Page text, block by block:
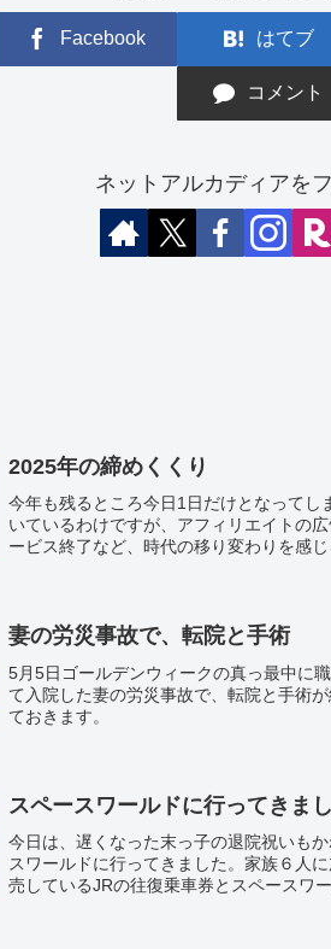
Facebook はてブ
コメント
ネットアルカディアを
2025年の締めくくり
今年も残るところ今日1日だけとなって
いているわけですが、アフィリエイトの
ービス終了など、時代の移り変わりを感
妻の労災事故で、転院と手術
5月5日ゴールデンウィークの真っ最中に
て入院した妻の労災事故で、転院と手術
ておきます。
スペースワールドに行ってきまし
今日は、遅くなった末っ子の退院祝いも
スワールドに行ってきました。家族６人
売しているJRの往復乗車券とスペースワ